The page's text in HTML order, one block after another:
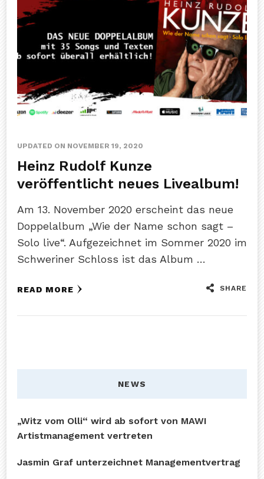
UPDATED ON NOVEMBER 19, 2020
Heinz Rudolf Kunze
veröffentlicht neues Livealbum!
Am 13. November 2020 erscheint das neue
Doppelalbum „Wie der Name schon sagt –
Solo live“. Aufgezeichnet im Sommer 2020 im
Schweriner Schloss ist das Album …
READ MORE SHARE
NEWS
„Witz vom Olli“ wird ab sofort von MAWI
Artistmanagement vertreten
Jasmin Graf unterzeichnet Managementvertrag